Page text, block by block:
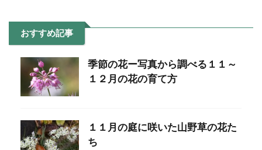
おすすめ記事
季節の花ー写真から調べる１１～
１２月の花の育て方
１１月の庭に咲いた山野草の花た
ち